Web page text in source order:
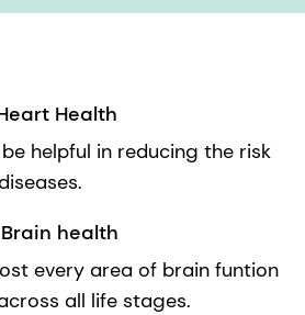
Health
be helpful in reducing the risk
Brain health
every area of brain funtion
all life stages.